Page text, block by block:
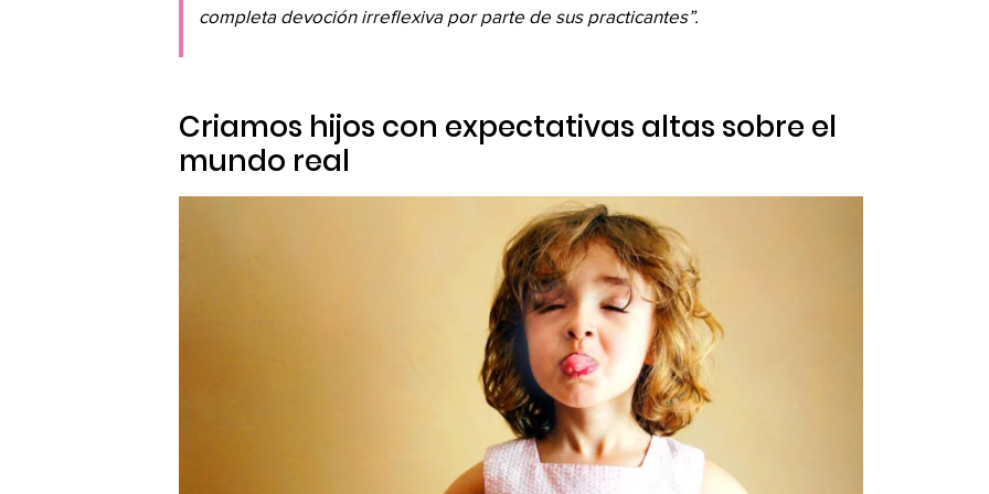
completa devoción irreflexiva por parte de sus practicantes”.
Criamos hijos con expectativas altas sobre el
mundo real